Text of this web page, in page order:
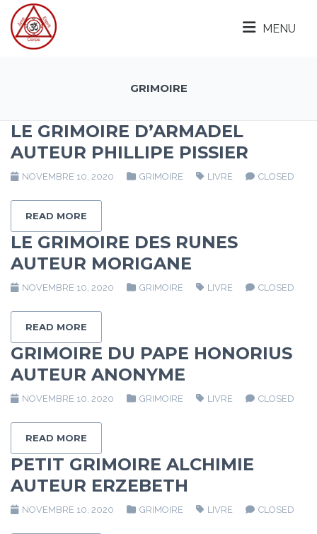
MENU
GRIMOIRE
LE GRIMOIRE D’ARMADEL
AUTEUR PHILLIPE PISSIER
NOVEMBRE 10, 2020 GRIMOIRE LIVRE CLOSED
READ MORE
LE GRIMOIRE DES RUNES
AUTEUR MORIGANE
NOVEMBRE 10, 2020 GRIMOIRE LIVRE CLOSED
READ MORE
GRIMOIRE DU PAPE HONORIUS
AUTEUR ANONYME
NOVEMBRE 10, 2020 GRIMOIRE LIVRE CLOSED
READ MORE
PETIT GRIMOIRE ALCHIMIE
AUTEUR ERZEBETH
NOVEMBRE 10, 2020 GRIMOIRE LIVRE CLOSED